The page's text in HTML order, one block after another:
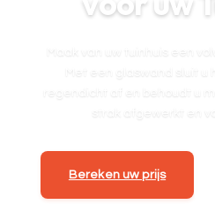
Bereken uw prijs